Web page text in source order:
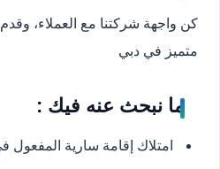
كن واجهة شركتنا مع العملاء،
متميز في دبي
ما نبحث عنه فيك :
امتلاك إقامة سارية المفعول